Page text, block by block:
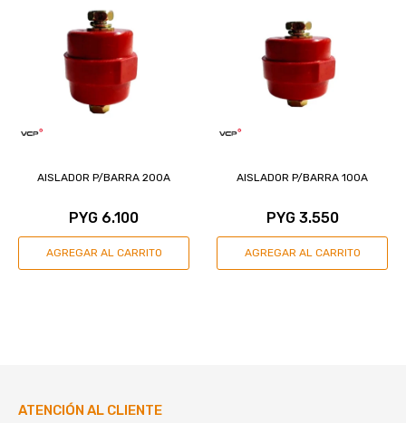
AISLADOR P/BARRA 200A
PYG 6.100
AISLADOR P/BARRA 100A
PYG 3.550
ATENCIÓN AL CLIENTE